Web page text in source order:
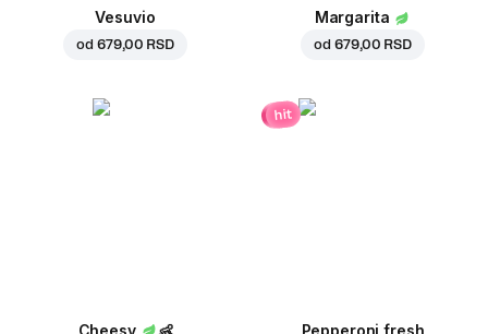
Vesuvio
od 679,00 RSD
Margarita
od 679,00 RSD
Cheesy 👶
hit
Pepperoni fresh